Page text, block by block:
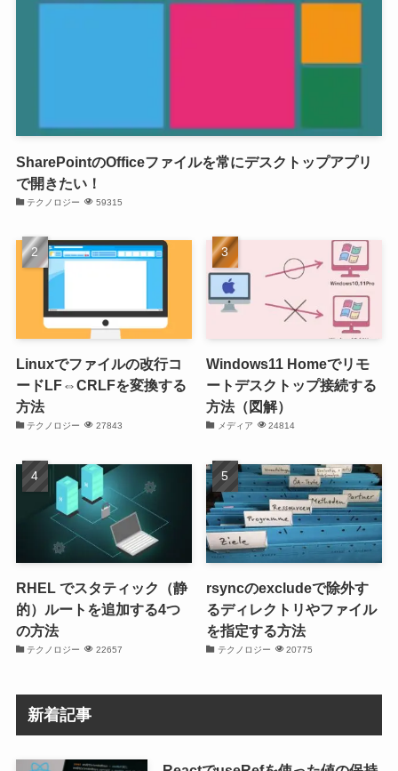
SharePointのOfficeファイルを常にデスクトップアプリ
で開きたい！
テクノロジー 59315
Linuxでファイルの改行コ
ードLF⇔CRLFを変換する
方法
テクノロジー 27843
Windows11 Homeでリモ
ートデスクトップ接続する
方法（図解）
メディア 24814
RHEL でスタティック（静
的）ルートを追加する4つ
の方法
テクノロジー 22657
rsyncのexcludeで除外す
るディレクトリやファイル
を指定する方法
テクノロジー 20775
新着記事